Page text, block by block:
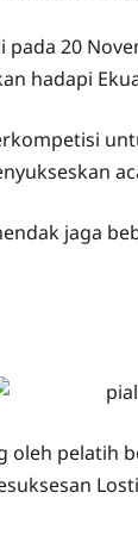
pada 20
hadapi
jaga
oleh pelatih